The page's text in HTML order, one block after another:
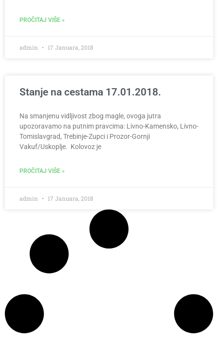
PROČITAJ VIŠE »
admin 17 Januara, 2018
Stanje na cestama 17.01.2018.
Na smanjenu vidljivost zbog magle, ovoga jutra
upozoravamo na putnim pravcima: Livno-Kamensko, Livno-
Tomislavgrad, Trebinje-Zupci i Prozor-Gornji
Vakuf/Uskoplje. Kolovoz je
PROČITAJ VIŠE »
admin 17 Januara, 2018